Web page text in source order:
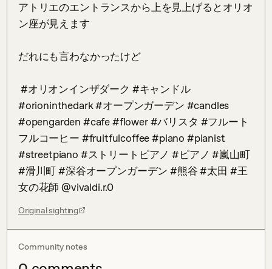
アトリエのエントランスから上を見上げるとオリオ
ン座が見えます
だれにも言わなかったけど
#orioninthedark #オープンガーデン #candles
#opengarden #cafe #flower #バリスタ #フルート
フルコーヒー #fruitfulcoffee #piano #pianist
#streetpiano #ストリートピアノ #ピアノ #嵐山町
#滑川町 #深谷オープンガーデン #熊谷 #太田 #王
女の花師 @vivaldi.r.0
Original sighting
Community notes